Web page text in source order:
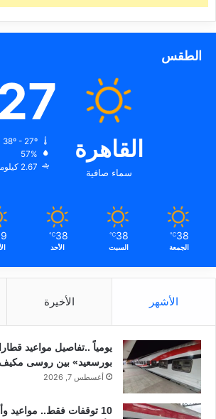
الطقس
القاهرة
سماء صافية
57%
2.67 كيلومتر/ساعة
38
℃
الجمعة
38
℃
السبت
38
℃
الأحد
الأشهر الأخيرة
يومياً ..تفاصيل مواعيد
بورسعيد» بين روسى مكيف
أغسطس 7, 2026
10 توقفات فقط.. مواعيد